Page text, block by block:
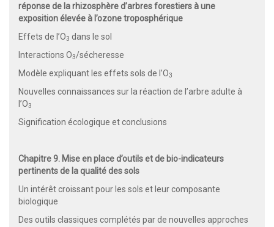
réponse de la rhizosphère d’arbres forestiers à une
exposition élevée à l’ozone troposphérique
Effets de l’O3 dans le sol
Interactions O3/sécheresse
Modèle expliquant les effets sols de l’O3
Nouvelles connaissances sur la réaction de l’arbre adulte à
l’O3
Signification écologique et conclusions
Chapitre 9. Mise en place d’outils et de bio-indicateurs
pertinents de la qualité des sols
Un intérêt croissant pour les sols et leur composante
biologique
Des outils classiques complétés par de nouvelles approches